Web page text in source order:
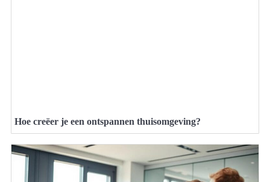
Hoe creëer je een ontspannen thuisomgeving?